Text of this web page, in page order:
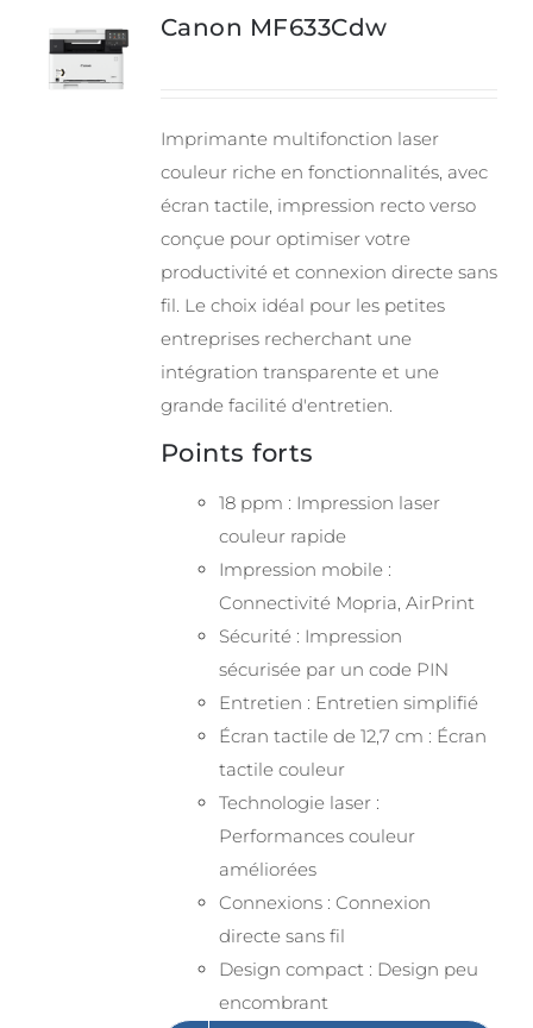
Canon MF633Cdw
Imprimante multifonction laser
couleur riche en fonctionnalités, avec
écran tactile, impression recto verso
conçue pour optimiser votre
productivité et connexion directe sans
fil. Le choix idéal pour les petites
entreprises recherchant une
intégration transparente et une
grande facilité d'entretien.
Points forts
18 ppm : Impression laser
couleur rapide
Impression mobile :
Connectivité Mopria, AirPrint
Sécurité : Impression
sécurisée par un code PIN
Entretien : Entretien simplifié
Écran tactile de 12,7 cm : Écran
tactile couleur
Technologie laser :
Performances couleur
améliorées
Connexions : Connexion
directe sans fil
Design compact : Design peu
encombrant